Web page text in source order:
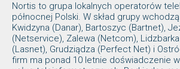
Nortis to grupa lokalnych operatorów
północnej Polski. W skład grupy
Kwidzyna (Danar), Bartoszyc (Bartnet),
(Netservice), Zalewa (Netcom),
(Lasnet), Grudziądza (Perfect Net) i
firm ma ponad 10 letnie doświadczenie